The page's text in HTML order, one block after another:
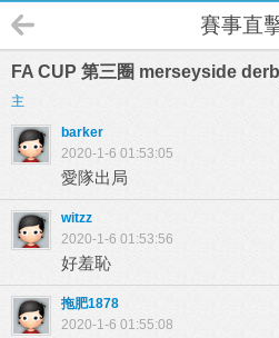
賽事直
FA CUP 第三圈 merseyside
主
barker
2020-1-6 01:53:05
愛隊出局
witzz
2020-1-6 01:53:56
好羞恥
拖肥1878
2020-1-6 01:55:08